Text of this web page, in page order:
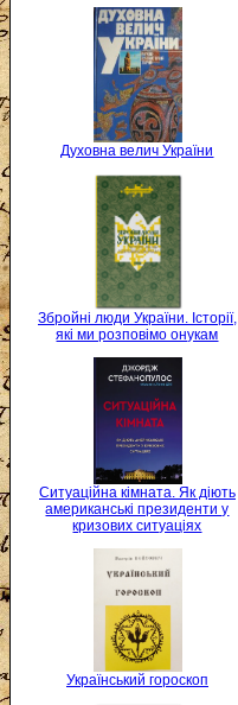
Духовна велич України
Збройні люди України. Історії,
які ми розповімо онукам
Ситуаційна кімната. Як діють
американські президенти у
кризових ситуаціях
Український гороскоп